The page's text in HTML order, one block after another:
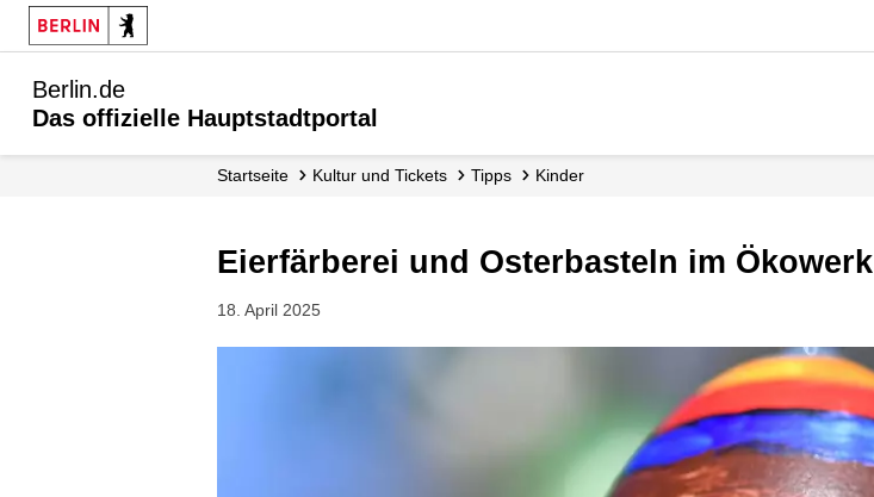
Berlin.de
Das offizielle Hauptstadtportal
Startseite Kultur und Tickets Tipps Kinder
Eierfärberei und Osterbasteln im Ökowerk
18. April 2025